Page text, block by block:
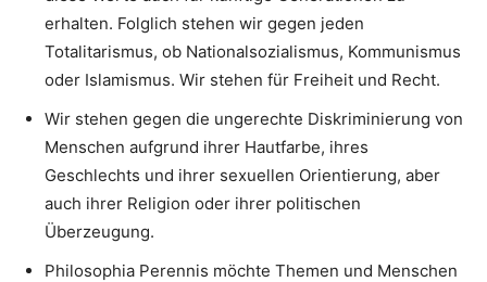
erhalten. Folglich stehen wir gegen jeden
Totalitarismus, ob Nationalsozialismus, Kommunismus
oder Islamismus. Wir stehen für Freiheit und Recht.
Wir stehen gegen die ungerechte Diskriminierung von
Menschen aufgrund ihrer Hautfarbe, ihres
Geschlechts und ihrer sexuellen Orientierung, aber
auch ihrer Religion oder ihrer politischen
Überzeugung.
Philosophia Perennis möchte Themen und Menschen